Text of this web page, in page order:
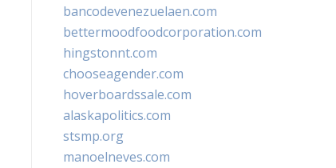
bancodevenezuelaen.com
bettermoodfoodcorporation.com
hingstonnt.com
chooseagender.com
hoverboardssale.com
alaskapolitics.com
stsmp.org
manoelneves.com